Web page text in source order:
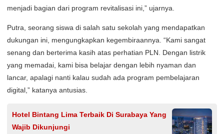
menjadi bagian dari program revitalisasi ini,” ujarnya.
Putra, seorang siswa di salah satu sekolah yang mendapatkan
dukungan ini, mengungkapkan kegembiraannya. “Kami sangat
senang dan berterima kasih atas perhatian PLN. Dengan listrik
yang memadai, kami bisa belajar dengan lebih nyaman dan
lancar, apalagi nanti kalau sudah ada program pembelajaran
digital,” katanya antusias.
Hotel Bintang Lima Terbaik Di Surabaya Yang
Wajib Dikunjungi